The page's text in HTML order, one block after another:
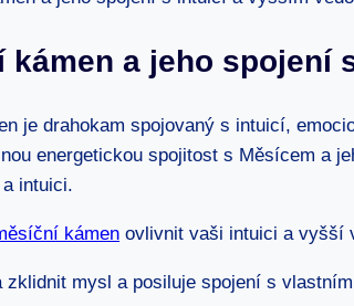
kámen a jeho spojení
je drahokam spojovaný s intuicí,
energetickou spojitost s Měsícem a
intuici.
kámen ovlivnit vaši intuici a vyšší
zklidnit mysl a posiluje spojení s